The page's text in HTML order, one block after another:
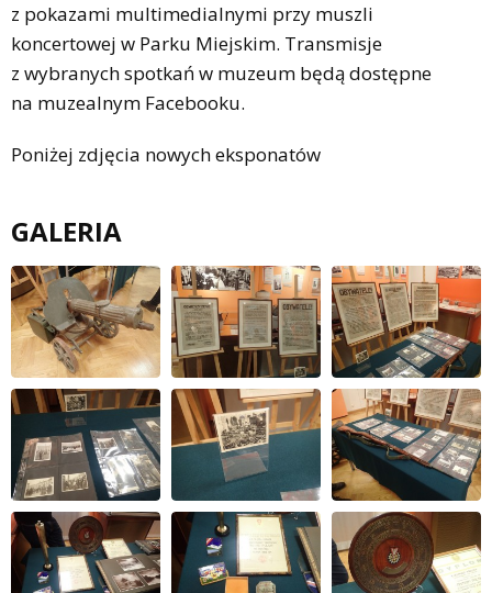
z pokazami multimedialnymi przy muszli
koncertowej w Parku Miejskim. Transmisje
z wybranych spotkań w muzeum będą dostępne
na muzealnym Facebooku.
Poniżej zdjęcia nowych eksponatów
GALERIA